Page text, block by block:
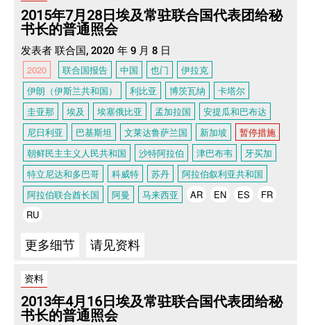
2015年7月28日埃及常驻联合国代表团给秘
书长的普通照会
发表者 联合国, 2020 年 9 月 8 日
2020 联合国报告 中国 也门
伊拉克
伊朗（伊斯兰共和国）
利比亚 博茨瓦纳
卡塔尔
圭亚那
埃及 埃塞俄比亚 孟加拉国
安提瓜和巴布达
尼日利亚
巴基斯坦 文莱达鲁萨兰国 新加坡
暂停措施
朝鲜民主主义人民共和国
沙特阿拉伯 津巴布韦
牙买加
特立尼达和多巴哥
科威特 苏丹
阿拉伯叙利亚共和国
阿拉伯联合酋长国
阿曼 马来西亚 AR EN ES
FR
RU
更多细节 请见资料
资料
2013年4月16日埃及常驻联合国代表团给秘
书长的普通照会